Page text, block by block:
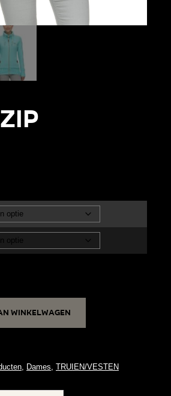
winkelwagen
Dames TRUIEN/VESTEN